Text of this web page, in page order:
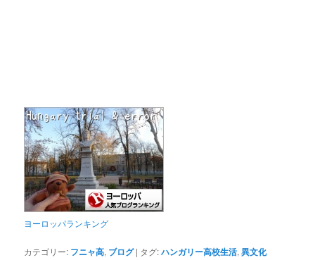
ヨーロッパランキング
カテゴリー: フニャ高, ブログ | タグ:ハンガリー高校生活,異文化